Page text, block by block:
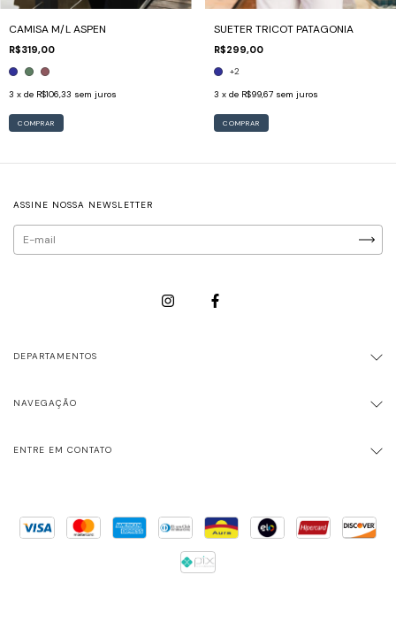
CAMISA M/L ASPEN
R$319,00
3 x de R$106,33 sem juros
COMPRAR
SUETER TRICOT PATAGONIA
R$299,00
+2
3 x de R$99,67 sem juros
COMPRAR
ASSINE NOSSA NEWSLETTER
DEPARTAMENTOS
NAVEGAÇÃO
ENTRE EM CONTATO